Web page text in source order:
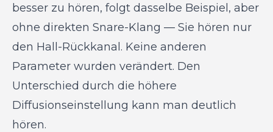
besser zu hören, folgt dasselbe Beispiel, aber
ohne direkten Snare-Klang — Sie hören nur
den Hall-Rückkanal. Keine anderen
Parameter wurden verändert. Den
Unterschied durch die höhere
Diffusionseinstellung kann man deutlich
hören.